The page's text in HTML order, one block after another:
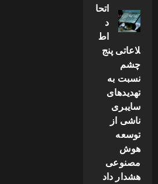
اتحا
د
اط
لاعاتی پنج
چشم
نسبت به
تهدیدهای
سایبری
ناشی از
توسعه
هوش
مصنوعی
هشدار داد